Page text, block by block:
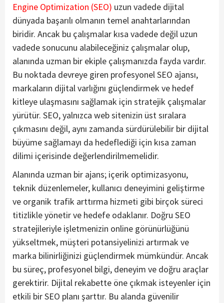
Engine Optimization (SEO) uzun vadede dijital
dünyada başarılı olmanın temel anahtarlarından
biridir. Ancak bu çalışmalar kısa vadede değil uzun
vadede sonucunu alabileceğiniz çalışmalar olup,
alanında uzman bir ekiple çalışmanızda fayda vardır.
Bu noktada devreye giren profesyonel SEO ajansı,
markaların dijital varlığını güçlendirmek ve hedef
kitleye ulaşmasını sağlamak için stratejik çalışmalar
yürütür. SEO, yalnızca web sitenizin üst sıralara
çıkmasını değil, aynı zamanda sürdürülebilir bir dijital
büyüme sağlamayı da hedeflediği için kısa zaman
dilimi içerisinde değerlendirilmemelidir.
Alanında uzman bir ajans; içerik optimizasyonu,
teknik düzenlemeler, kullanıcı deneyimini geliştirme
ve organik trafik arttırma hizmeti gibi birçok süreci
titizlikle yönetir ve hedefe odaklanır. Doğru SEO
stratejileriyle işletmenizin online görünürlüğünü
yükseltmek, müşteri potansiyelinizi artırmak ve
marka bilinirliğinizi güçlendirmek mümkündür. Ancak
bu süreç, profesyonel bilgi, deneyim ve doğru araçlar
gerektirir. Dijital rekabette öne çıkmak isteyenler için
etkili bir SEO planı şarttır. Bu alanda güvenilir